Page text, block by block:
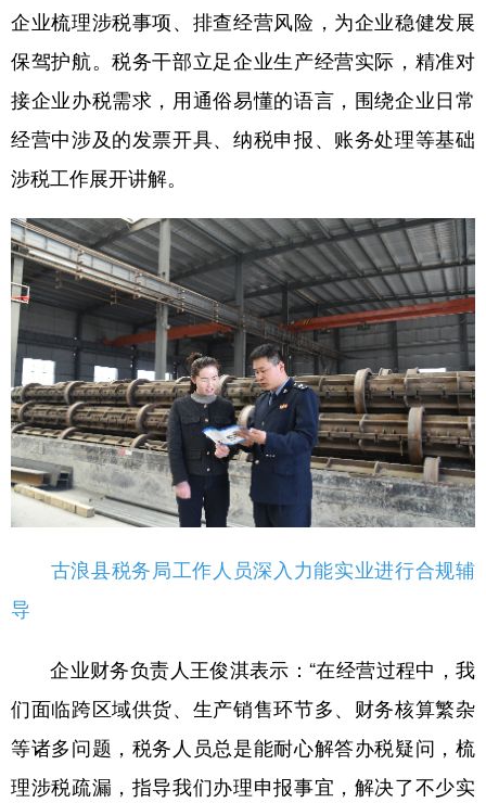
企业梳理涉税事项、排查经营风险，为企业稳健发展
保驾护航。税务干部立足企业生产经营实际，精准对
接企业办税需求，用通俗易懂的语言，围绕企业日常
经营中涉及的发票开具、纳税申报、账务处理等基础
涉税工作展开讲解。
古浪县税务局工作人员深入力能实业进行合规辅
导
企业财务负责人王俊淇表示：“在经营过程中，我
们面临跨区域供货、生产销售环节多、财务核算繁杂
等诸多问题，税务人员总是能耐心解答办税疑问，梳
理涉税疏漏，指导我们办理申报事宜，解决了不少实